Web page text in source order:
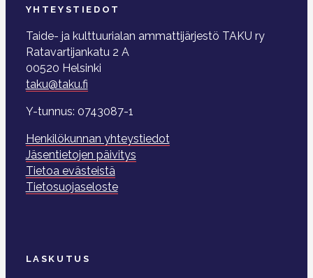
YHTEYSTIEDOT
Taide- ja kulttuurialan ammattijärjestö TAKU ry
Ratavartijankatu 2 A
00520 Helsinki
taku@taku.fi
Y-tunnus: 0743087-1
Henkilökunnan yhteystiedot
Jäsentietojen päivitys
Tietoa evästeistä
Tietosuojaseloste
LASKUTUS